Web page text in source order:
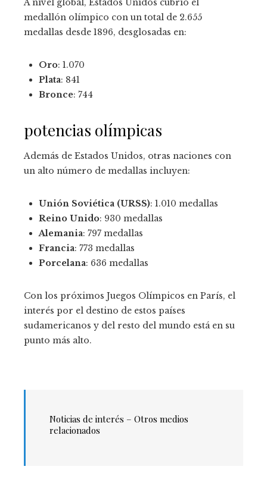
A nivel global, Estados Unidos cubrió el
medallón olímpico con un total de 2.655
medallas desde 1896, desglosadas en:
Oro: 1.070
Plata: 841
Bronce: 744
potencias olímpicas
Además de Estados Unidos, otras naciones con
un alto número de medallas incluyen:
Unión Soviética (URSS): 1.010 medallas
Reino Unido: 930 medallas
Alemania: 797 medallas
Francia: 773 medallas
Porcelana: 636 medallas
Con los próximos Juegos Olímpicos en París, el
interés por el destino de estos países
sudamericanos y del resto del mundo está en su
punto más alto.
Noticias de interés – Otros medios
relacionados